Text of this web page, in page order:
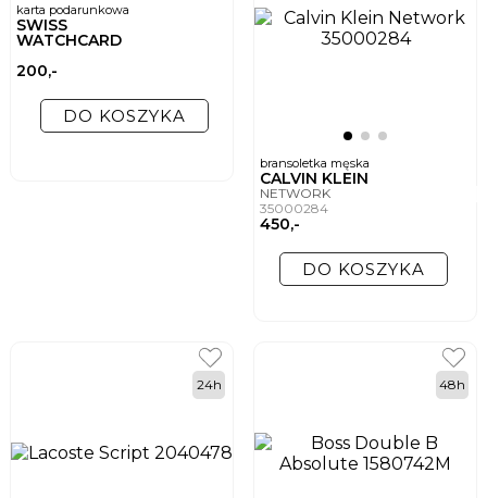
karta podarunkowa
SWISS
WATCHCARD
200,-
DO KOSZYKA
bransoletka męska
CALVIN KLEIN
NETWORK
35000284
450,-
DO KOSZYKA
24h 48h